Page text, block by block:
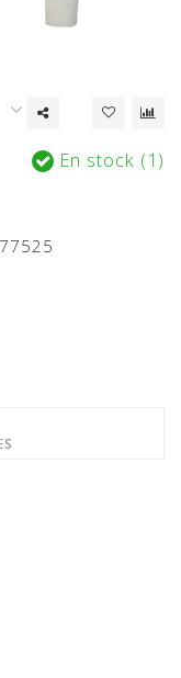
En stock (1)